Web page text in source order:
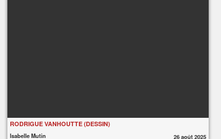
RODRIGUE VANHOUTTE (DESSIN)
Isabelle Mutin
26 août 2025